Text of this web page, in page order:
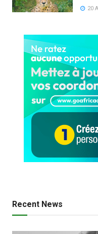
20
Recent News